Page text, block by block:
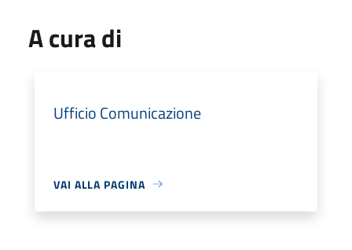
A cura di
Ufficio Comunicazione
VAI ALLA PAGINA